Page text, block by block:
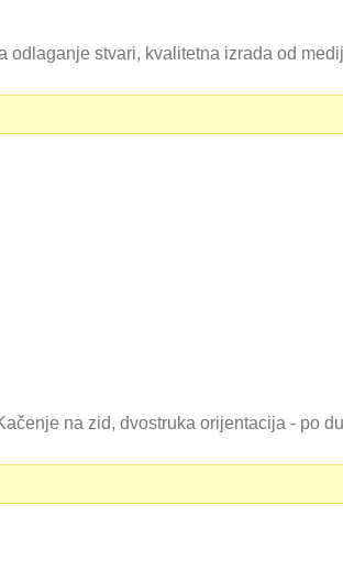
odlaganje stvari, kvalitetna izrada od
na zid, dvostruka orijentacija - po